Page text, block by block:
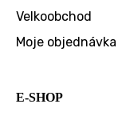
Velkoobchod
Moje objednávka
E-SHOP